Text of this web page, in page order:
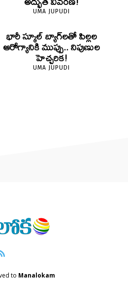
UMA JUPUDI
భారీ స్కూల్ బ్యాగ్‌లతో పిల్లల
ఆరోగ్యానికి ముప్పు.. నిపుణుల
హెచ్చరిక!
UMA JUPUDI
to Manalokam